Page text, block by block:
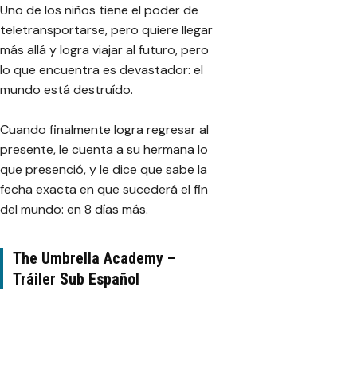
Uno de los niños tiene el poder de
teletransportarse, pero quiere llegar
más allá y logra viajar al futuro, pero
lo que encuentra es devastador: el
mundo está destruído.
Cuando finalmente logra regresar al
presente, le cuenta a su hermana lo
que presenció, y le dice que sabe la
fecha exacta en que sucederá el fin
del mundo: en 8 días más.
The Umbrella Academy –
Tráiler Sub Español